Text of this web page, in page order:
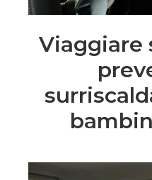
Viaggiare